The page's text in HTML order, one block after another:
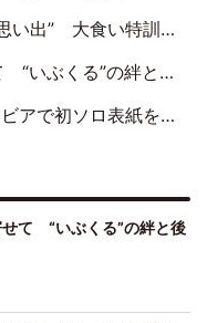
・制服グラビア…盛りだくさんの裏話
絆と後輩・龍頭綺音の決意
したきっかけなどを語った必読のインタビューを掲載
て “いぶくる”の絆と後